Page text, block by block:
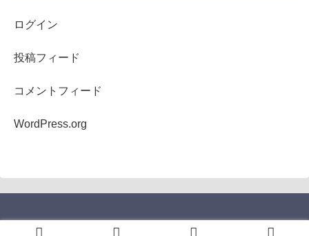
ログイン
投稿フィード
コメントフィード
WordPress.org